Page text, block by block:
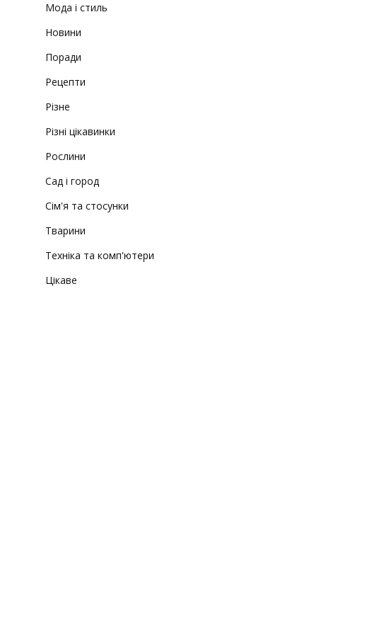
Мода і стиль
Новини
Поради
Рецепти
Різне
Різні цікавинки
Рослини
Сад і город
Сім'я та стосунки
Тварини
Техніка та комп'ютери
Цікаве